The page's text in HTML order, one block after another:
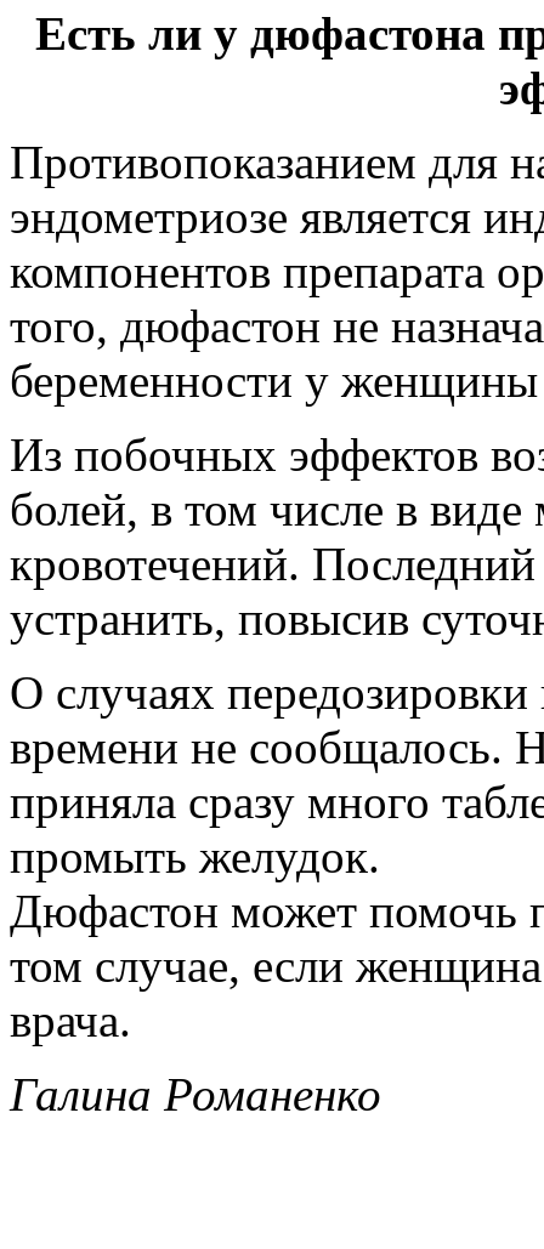
Есть ли у дюфастона
Противопоказанием для
эндометриозе является
компонентов препарата
того, дюфастон не
беременности у
Из побочных эффектов
болей, в том числе в
кровотечений.
устранить, повысив
О случаях
времени не сообщалось.
приняла сразу много
промыть желудок.
Дюфастон может помочь
том случае, если
врача.
Галина Романенко